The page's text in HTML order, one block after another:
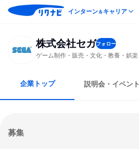
インターン＆キャリア
株式会社セガフォロー
ゲーム制作・販売・文化・教養・娯楽
企業トップ 説明会・イベント
募集